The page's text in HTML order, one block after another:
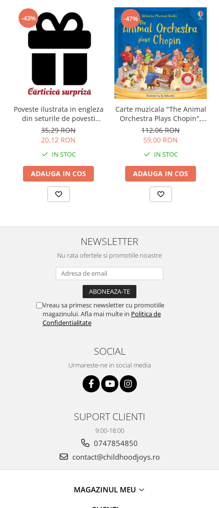
-43%
Poveste ilustrata in engleza
din seturile de povesti
Usborne
35,29 RON
20,12 RON
IN STOC
ADAUGA IN COS
-47%
Carte muzicala "The Animal
Orchestra Plays Chopin",
cartonata, Usborne
112,06 RON
59,00 RON
IN STOC
ADAUGA IN COS
NEWSLETTER
Nu rata ofertele si promotiile noastre
Vreau sa primesc newsletter cu promotiile
magazinului. Afla mai multe in Politica de
Confidentialitate
SOCIAL
Urmareste-ne in social media
SUPORT CLIENTI
9:00-18:00
0747854850
contact@childhoodjoys.ro
MAGAZINUL MEU